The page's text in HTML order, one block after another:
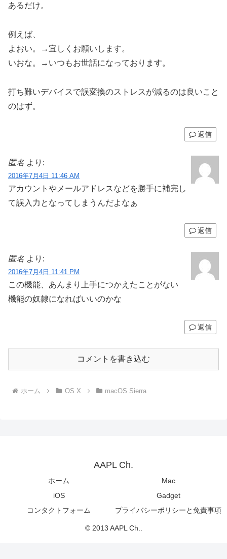
あるだけ。
例えば、
よおい。→宜しくお願いします。
いおな。→いつもお世話になっております。
打ち難いデバイスで誤変換のストレスが減るのは良いこと
のはず。
返信
匿名 より:
2016年7月4日 11:46 AM
アカウントやメールアドレスなどを勝手に補完し
て誤入力となってしまうんだよなぁ
返信
匿名 より:
2016年7月4日 11:41 PM
この機能、あんまり上手につかえたことがない
機能の奴隷になればいいのかな
返信
コメントを書き込む
ホーム OS X macOS Sierra
AAPL Ch.
ホーム
Mac
iOS
Gadget
コンタクトフォーム
プライバシーポリシーと免責事項
© 2013 AAPL Ch..